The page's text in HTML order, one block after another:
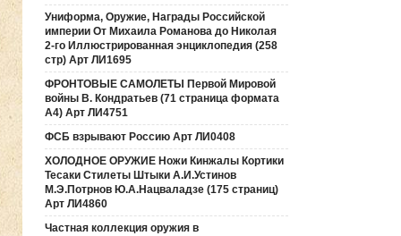
Униформа, Оружие, Награды Российской
империи От Михаила Романова до Николая
2-го Иллюстрированная энциклопедия (258
стр) Арт ЛИ1695
ФРОНТОВЫЕ САМОЛЕТЫ Первой Мировой
войны В. Кондратьев (71 страница формата
А4) Арт ЛИ4751
ФСБ взрывают Россию Арт ЛИ0408
ХОЛОДНОЕ ОРУЖИЕ Ножи Кинжалы Кортики
Тесаки Стилеты Штыки А.И.Устинов
М.Э.Потрнов Ю.А.Нацваладзе (175 страниц)
Арт ЛИ4860
Частная коллекция оружия в